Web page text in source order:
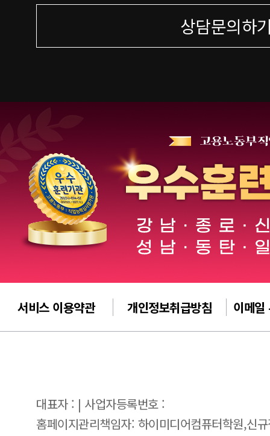
상담문의하
서비스 이용약관 개인정보취급방침 이메일
대표자 : | 사업자등록번호 :
홈페이지관리책임자: 하이미디어컴퓨터학원,신